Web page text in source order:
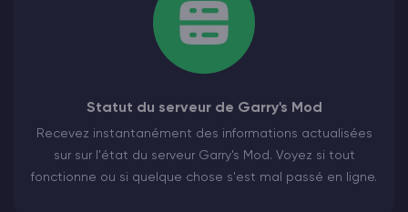
Statut du serveur de Garry's Mod
Recevez instantanément des informations actualisées
sur sur l'état du serveur Garry's Mod. Voyez si tout
fonctionne ou si quelque chose s'est mal passé en ligne.